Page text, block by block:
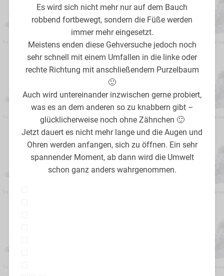
Es wird sich nicht mehr nur auf dem Bauch
robbend fortbewegt, sondern die Füße werden
immer mehr eingesetzt.
Meistens enden diese Gehversuche jedoch noch
sehr schnell mit einem Umfallen in die linke oder
rechte Richtung mit anschließendem Purzelbaum
🙂
Auch wird untereinander inzwischen gerne probiert,
was es an dem anderen so zu knabbern gibt –
glücklicherweise noch ohne Zähnchen 🙂
Jetzt dauert es nicht mehr lange und die Augen und
Ohren werden anfangen, sich zu öffnen. Ein sehr
spannender Moment, ab dann wird die Umwelt
schon ganz anders wahrgenommen.